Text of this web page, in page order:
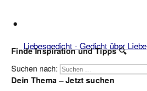
Liebesgedicht - Gedicht über Liebe
Finde Inspiration und Tipps 🔍
Suchen nach:
Dein Thema – Jetzt suchen